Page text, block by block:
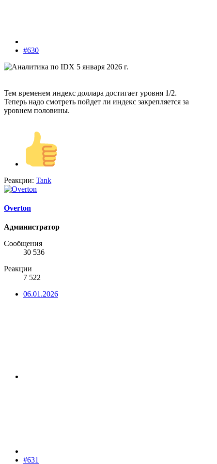
#630
Тем временем индекс доллара достигает уровня 1/2.
Теперь надо смотреть пойдет ли индекс закрепляется за
уровнем половины.
Реакции: Tank
Overton
Администратор
Сообщения
30 536
Реакции
7 522
06.01.2026
#631